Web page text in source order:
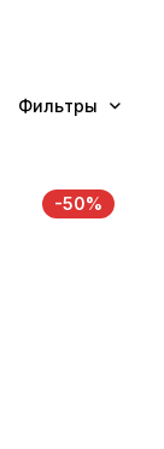
Фильтры
-50%